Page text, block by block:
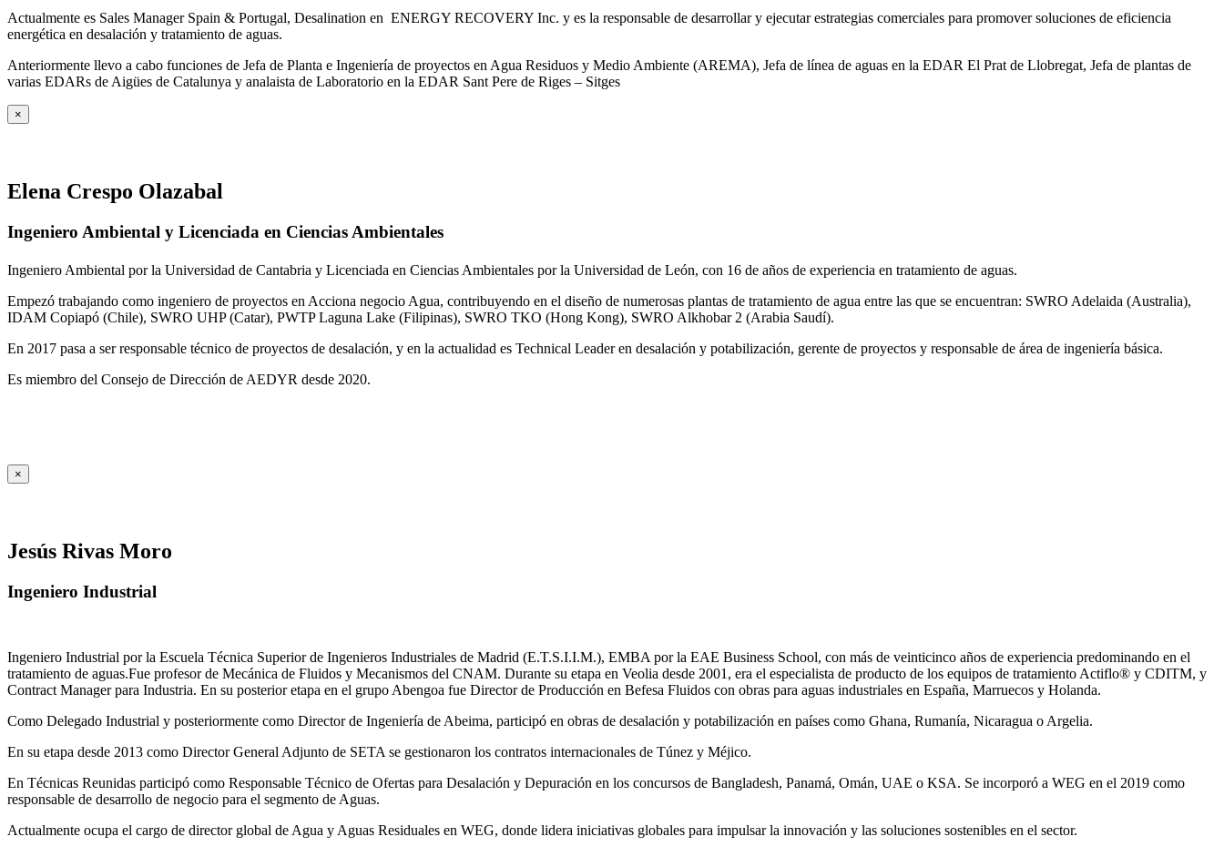
Actualmente es Sales Manager Spain & Portugal, Desalination en ENERGY RECOVERY Inc. y es la responsable de desarrollar y ejecutar estrategias comerciales para promover soluciones de eficiencia
energética en desalación y tratamiento de aguas.
Anteriormente llevo a cabo funciones de Jefa de Planta e Ingeniería de proyectos en Agua Residuos y Medio Ambiente (AREMA), Jefa de línea de aguas en la EDAR El Prat de Llobregat, Jefa de plantas de
varias EDARs de Aigües de Catalunya y analaista de Laboratorio en la EDAR Sant Pere de Riges – Sitges
×
Elena Crespo Olazabal
Ingeniero Ambiental y Licenciada en Ciencias Ambientales
Ingeniero Ambiental por la Universidad de Cantabria y Licenciada en Ciencias Ambientales por la Universidad de León, con 16 de años de experiencia en tratamiento de aguas.
Empezó trabajando como ingeniero de proyectos en Acciona negocio Agua, contribuyendo en el diseño de numerosas plantas de tratamiento de agua entre las que se encuentran: SWRO Adelaida (Australia),
IDAM Copiapó (Chile), SWRO UHP (Catar), PWTP Laguna Lake (Filipinas), SWRO TKO (Hong Kong), SWRO Alkhobar 2 (Arabia Saudí).
En 2017 pasa a ser responsable técnico de proyectos de desalación, y en la actualidad es Technical Leader en desalación y potabilización, gerente de proyectos y responsable de área de ingeniería básica.
Es miembro del Consejo de Dirección de AEDYR desde 2020.
×
Jesús Rivas Moro
Ingeniero Industrial
Ingeniero Industrial por la Escuela Técnica Superior de Ingenieros Industriales de Madrid (E.T.S.I.I.M.), EMBA por la EAE Business School, con más de veinticinco años de experiencia predominando en el
tratamiento de aguas.Fue profesor de Mecánica de Fluidos y Mecanismos del CNAM. Durante su etapa en Veolia desde 2001, era el especialista de producto de los equipos de tratamiento Actiflo® y CDITM, y
Contract Manager para Industria. En su posterior etapa en el grupo Abengoa fue Director de Producción en Befesa Fluidos con obras para aguas industriales en España, Marruecos y Holanda.
Como Delegado Industrial y posteriormente como Director de Ingeniería de Abeima, participó en obras de desalación y potabilización en países como Ghana, Rumanía, Nicaragua o Argelia.
En su etapa desde 2013 como Director General Adjunto de SETA se gestionaron los contratos internacionales de Túnez y Méjico.
En Técnicas Reunidas participó como Responsable Técnico de Ofertas para Desalación y Depuración en los concursos de Bangladesh, Panamá, Omán, UAE o KSA. Se incorporó a WEG en el 2019 como
responsable de desarrollo de negocio para el segmento de Aguas.
Actualmente ocupa el cargo de director global de Agua y Aguas Residuales en WEG, donde lidera iniciativas globales para impulsar la innovación y las soluciones sostenibles en el sector.